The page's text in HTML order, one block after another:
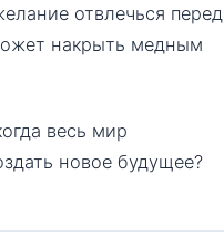
отвлечься перед
накрыть медным
весь мир
новое будущее?